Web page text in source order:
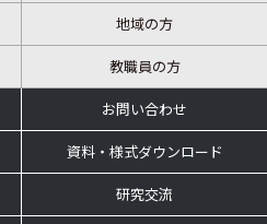
地域の方
教職員の方
お問い合わせ
資料・様式ダウンロード
研究交流